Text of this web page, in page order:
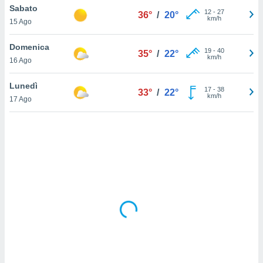
cookie
in
Sabato
15 Ago
36° / 20° 12- 27
km/h
Domenica
16 Ago
35° / 22° 19- 40
km/h
Lunedì
17 Ago
33° / 22° 17- 38
km/h